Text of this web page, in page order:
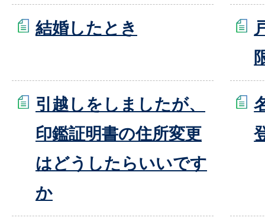
結婚したとき
引越しをしましたが、
印鑑証明書の住所変更
はどうしたらいいです
か